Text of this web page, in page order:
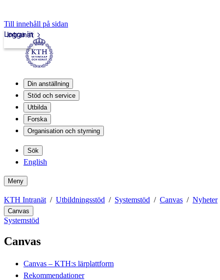
Till innehåll på sidan
Intranät
Logga in
Din anställning
Stöd och service
Utbilda
Forska
Organisation och styrning
Sök
English
Meny
KTH Intranät Utbildningsstöd Systemstöd Canvas Nyheter
Canvas
Systemstöd
Canvas
Canvas – KTH:s lärplattform
Rekommendationer